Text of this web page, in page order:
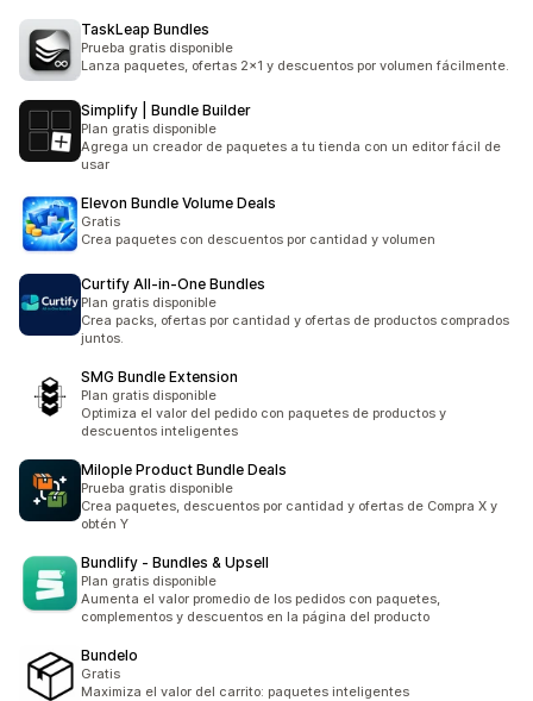
TaskLeap Bundles
Prueba gratis disponible
Lanza paquetes, ofertas 2x1 y descuentos por volumen fácilmente.
Simplify | Bundle Builder
Plan gratis disponible
Agrega un creador de paquetes a tu tienda con un editor fácil de
usar
Elevon Bundle Volume Deals
Gratis
Crea paquetes con descuentos por cantidad y volumen
Curtify All‑in‑One Bundles
Plan gratis disponible
Crea packs, ofertas por cantidad y ofertas de productos comprados
juntos.
SMG Bundle Extension
Plan gratis disponible
Optimiza el valor del pedido con paquetes de productos y
descuentos inteligentes
Milople Product Bundle Deals
Prueba gratis disponible
Crea paquetes, descuentos por cantidad y ofertas de Compra X y
obtén Y
Bundlify ‑ Bundles & Upsell
Plan gratis disponible
Aumenta el valor promedio de los pedidos con paquetes,
complementos y descuentos en la página del producto
Bundelo
Gratis
Maximiza el valor del carrito: paquetes inteligentes